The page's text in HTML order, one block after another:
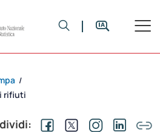
/
rifiuti